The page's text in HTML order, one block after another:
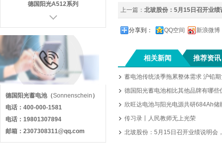
德国阳光A512系列
德国阳光蓄电池A602系...
德国阳光蓄电池（Sonnenschein ）
电话：400-000-1581
电话：19801307894
邮箱：2307308311@qq.com
上一篇： 北玻股份：5月15日召开业绩
分享到： QQ空间 新浪微博
相关新闻 推荐资讯
蓄电池传统淡季拖累整体需求 沪铅
德国阳光蓄电池相比其他品牌有哪些
欣旺达电池与阳光电源共研684Ah储
传习录丨人民教师无上光荣
北玻股份：5月15日召开业绩说明会